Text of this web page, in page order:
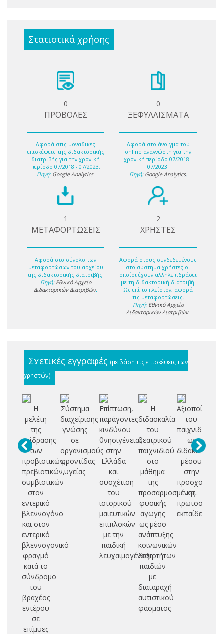
Στατιστικά χρήσης
0
ΠΡΟΒΟΛΕΣ
Αφορά στις μοναδικές
επισκέψεις της διδακτορικής
διατριβής για την χρονική
περίοδο 07/2018 - 07/2023.
Πηγή: Google Analytics.
0
ΞΕΦΥΛΛΙΣΜΑΤΑ
Αφορά στο άνοιγμα του
online αναγνώστη για την
χρονική περίοδο 07/2018 -
07/2023.
Πηγή: Google Analytics.
1
ΜΕΤΑΦΟΡΤΩΣΕΙΣ
Αφορά στο σύνολο των
μεταφορτώσων του αρχείου
της διδακτορικής διατριβής.
Πηγή: Εθνικό Αρχείο
Διδακτορικών Διατριβών.
2
ΧΡΗΣΤΕΣ
Αφορά στους συνδεδεμένους
στο σύστημα χρήστες οι
οποίοι έχουν αλληλεπιδράσει
με τη διδακτορική διατριβή.
Ως επί το πλείστον, αφορά
τις μεταφορτώσεις.
Πηγή: Εθνικό Αρχείο
Διδακτορικών Διατριβών.
Σχετικές εγγραφές (με βάση τις επισκέψεις των
χρηστών)
Η
μελέτη
της
επίδρασης
των
προβιοτικών,
πρεβιοτικών,
συμβιοτικών
στον
εντερικό
βλεννογόνο
και στον
εντερικό
βλεννογονικό
φραγμό
κατά το
σύνδρομο
του
βραχέος
εντέρου
σε
επίμυες
Σύστημα
διαχείρισης
γνώσης
σε
οργανισμούς
φροντίδας
υγείας
Επίπτωση,
παράγοντες
κινδύνου
θνησιγένειας
στην
Ελλάδα
και
συσχέτιση
του
ιστορικού
μαιευτικών
επιπλοκών
με την
παιδική
λευχαιμογένεση
Η
διδασκαλία
του
θεατρικού
παιχνιδιού
στο
μάθημα
της
προσαρμοσμένης
φυσικής
αγωγής
ως μέσο
ανάπτυξης
κοινωνικών
δεξιοτήτων
παιδιών
με
διαταραχή
αυτιστικού
φάσματος
Αξιοποίηση
του
παιχνιδιού
ως
διδακτικού
μέσου
στην
προσχολική
και
εκπαίδευση